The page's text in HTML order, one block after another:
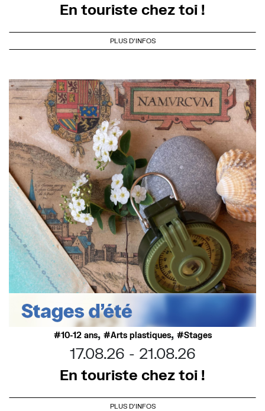
En touriste chez toi !
PLUS D'INFOS
10-12 ans, Arts plastiques, Stages
17.08.26
21.08.26
En touriste chez toi !
PLUS D'INFOS